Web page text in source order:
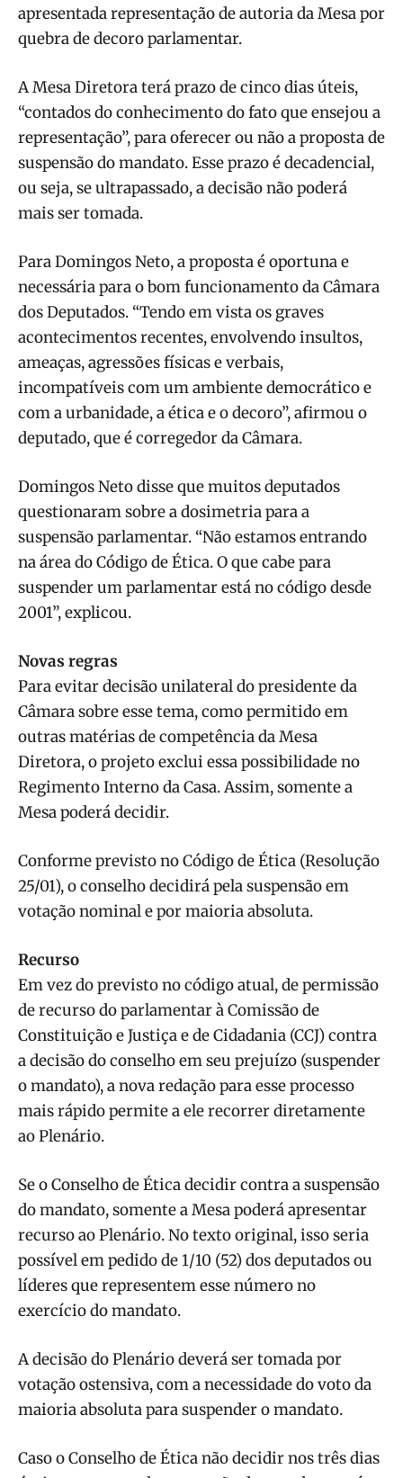
apresentada representação de autoria da Mesa por
quebra de decoro parlamentar.
A Mesa Diretora terá prazo de cinco dias úteis,
“contados do conhecimento do fato que ensejou a
representação”, para oferecer ou não a proposta de
suspensão do mandato. Esse prazo é decadencial,
ou seja, se ultrapassado, a decisão não poderá
mais ser tomada.
Para Domingos Neto, a proposta é oportuna e
necessária para o bom funcionamento da Câmara
dos Deputados. “Tendo em vista os graves
acontecimentos recentes, envolvendo insultos,
ameaças, agressões físicas e verbais,
incompatíveis com um ambiente democrático e
com a urbanidade, a ética e o decoro”, afirmou o
deputado, que é corregedor da Câmara.
Domingos Neto disse que muitos deputados
questionaram sobre a dosimetria para a
suspensão parlamentar. “Não estamos entrando
na área do Código de Ética. O que cabe para
suspender um parlamentar está no código desde
2001”, explicou.
Novas regras
Para evitar decisão unilateral do presidente da
Câmara sobre esse tema, como permitido em
outras matérias de competência da Mesa
Diretora, o projeto exclui essa possibilidade no
Regimento Interno da Casa. Assim, somente a
Mesa poderá decidir.
Conforme previsto no Código de Ética (Resolução
25/01), o conselho decidirá pela suspensão em
votação nominal e por maioria absoluta.
Recurso
Em vez do previsto no código atual, de permissão
de recurso do parlamentar à Comissão de
Constituição e Justiça e de Cidadania (CCJ) contra
a decisão do conselho em seu prejuízo (suspender
o mandato), a nova redação para esse processo
mais rápido permite a ele recorrer diretamente
ao Plenário.
Se o Conselho de Ética decidir contra a suspensão
do mandato, somente a Mesa poderá apresentar
recurso ao Plenário. No texto original, isso seria
possível em pedido de 1/10 (52) dos deputados ou
líderes que representem esse número no
exercício do mandato.
A decisão do Plenário deverá ser tomada por
votação ostensiva, com a necessidade do voto da
maioria absoluta para suspender o mandato.
Caso o Conselho de Ética não decidir nos três dias